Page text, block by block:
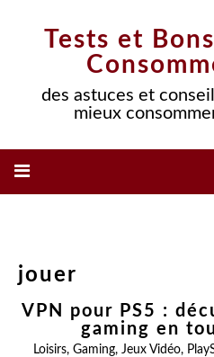
Tests et
des astuces et
mieux
jouer
VPN pour PS5 :
gaming en
Loisirs, Gaming, Jeux Vidéo,